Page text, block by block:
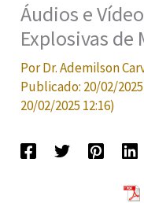
Áudios e
Explosivas de
PorDr. Ademilson
Publicado: 20/02/
20/02/2025 12:16)